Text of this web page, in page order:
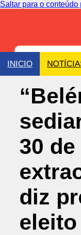
Saltar para o conteúdo
INICIO
30
diz
eleito